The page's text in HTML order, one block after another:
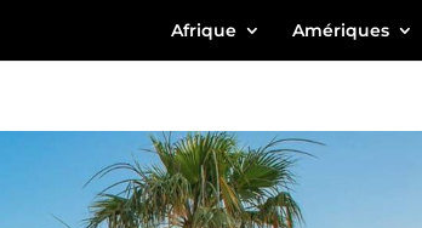
Afrique Amériques